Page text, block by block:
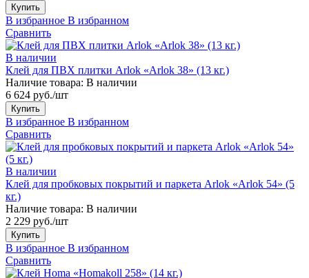
Купить
В избранное В избранном
Сравнить
В наличии
Клей для ПВХ плитки Arlok «Arlok 38» (13 кг.)
Наличие товара: В наличии
6 624 руб./шт
Купить
В избранное В избранном
Сравнить
В наличии
Клей для пробковых покрытий и паркета Arlok «Arlok 54» (5
кг.)
Наличие товара: В наличии
2 229 руб./шт
Купить
В избранное В избранном
Сравнить